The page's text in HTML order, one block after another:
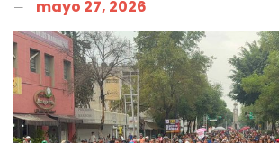
mayo 27, 2026